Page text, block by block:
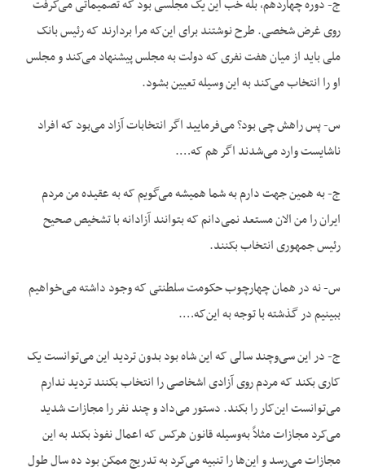
ج- دوره چهاردهم، بله خب این یک مجلسی بود که تصمیماتی می‌گرفت
روی غرض شخصی. طرح نوشتند برای این‌که مرا بردارند که رئیس بانک
ملی باید از میان هفت نفری که دولت به مجلس پیشنهاد می‌کند و مجلس
او را انتخاب می‌کند به این وسیله تعیین بشود.
س- پس راهش چی بود؟ می‌فرمایید اگر انتخابات آزاد می‌بود که افراد
ناشایست وارد می‌شدند اگر هم که….
ج- به همین جهت دارم به شما همیشه می‌گویم که به عقیده من مردم
ایران را من الان مستعد نمی‌دانم که بتوانند آزادانه با تشخیص صحیح
رئیس جمهوری انتخاب بکنند.
س- نه در همان چهارچوب حکومت سلطنتی که وجود داشته می‌خواهیم
ببینیم در گذشته با توجه به این‌که….
ج- در این سی‌وچند سالی که این شاه بود بدون تردید این می‌توانست یک
کاری بکند که مردم روی آزادی اشخاصی را انتخاب بکنند تردید ندارم
می‌توانست این‌کار را بکند. دستور می‌داد و چند نفر را مجازات شدید
می‌کرد مجازات مثلاً به‌وسیله قانون هرکس که اعمال نفوذ بکند به این
مجازات می‌رسد و این‌ها را تنبیه می‌کرد به تدریج ممکن بود ده سال طول